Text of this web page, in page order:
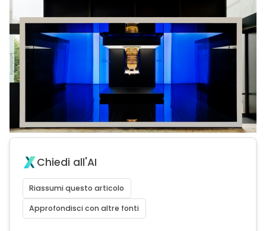
Chiedi all'AI
Riassumi questo articolo
Approfondisci con altre fonti